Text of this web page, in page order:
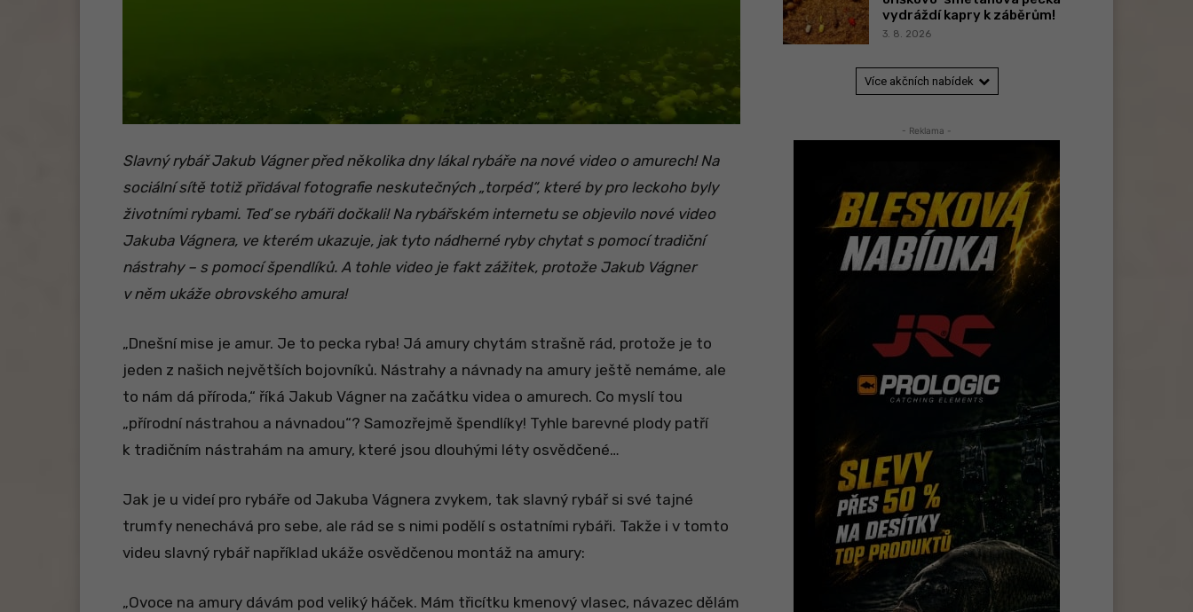
Slavný rybář Jakub Vágner před několika dny lákal rybáře na nové video o amurech! Na
sociální sítě totiž přidával fotografie neskutečných „torpéd“, které by pro leckoho byly
životními rybami. Teď se rybáři dočkali! Na rybářském internetu se objevilo nové video
Jakuba Vágnera, ve kterém ukazuje, jak tyto nádherné ryby chytat s pomocí tradiční
nástrahy – s pomocí špendlíků. A tohle video je fakt zážitek, protože Jakub Vágner
v něm ukáže obrovského amura!
„Dnešní mise je amur. Je to pecka ryba! Já amury chytám strašně rád, protože je to
jeden z našich největších bojovníků. Nástrahy a návnady na amury ještě nemáme, ale
to nám dá příroda,“ říká Jakub Vágner na začátku videa o amurech. Co myslí tou
„přírodní nástrahou a návnadou“? Samozřejmě špendlíky! Tyhle barevné plody patří
k tradičním nástrahám na amury, které jsou dlouhými léty osvědčené…
Jak je u videí pro rybáře od Jakuba Vágnera zvykem, tak slavný rybář si své tajné
trumfy nenechává pro sebe, ale rád se s nimi podělí s ostatními rybáři. Takže i v tomto
videu slavný rybář například ukáže osvědčenou montáž na amury:
„Ovoce na amury dávám pod veliký háček. Mám třicítku kmenový vlasec, návazec dělám
vydráždí kapry k záběrům!
3. 8. 2026
Více akčních nabídek
- Reklama -